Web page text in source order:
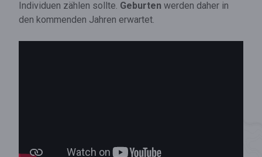
Individuen zählen sollte. Geburten werden daher in
den kommenden Jahren erwartet.